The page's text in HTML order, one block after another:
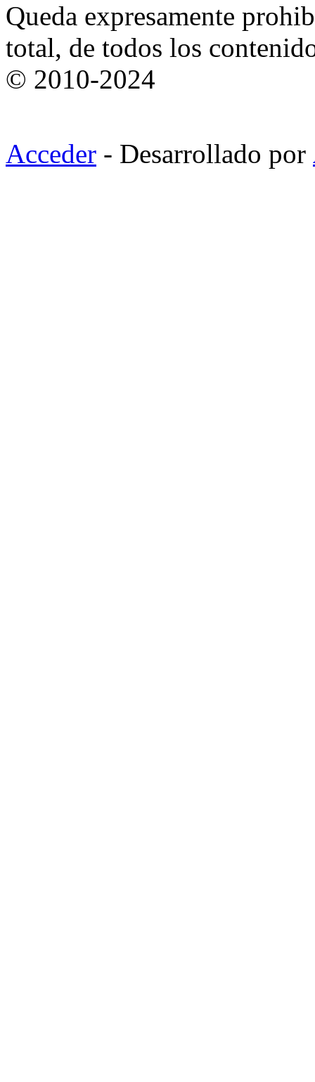
Queda expresamente
total, de todos los
© 2010-2024
Acceder - Desarrollado por